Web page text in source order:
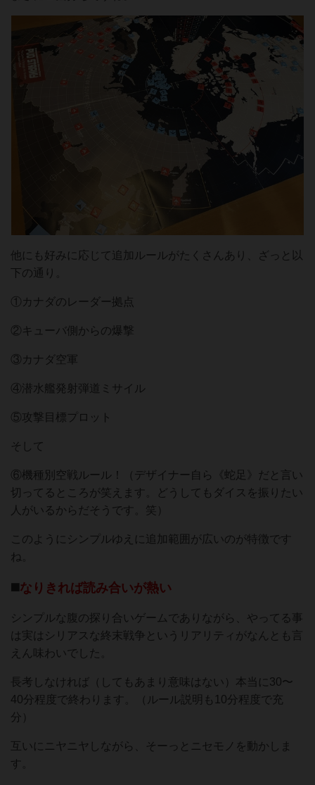
他にも好みに応じて追加ルールがたくさんあり、ざっと以
下の通り。
①カナダのレーダー拠点
②キューバ側からの爆撃
③カナダ空軍
④潜水艦発射弾道ミサイル
⑤攻撃目標プロット
そして
⑥機種別空戦ルール！（デザイナー自ら《蛇足》だと言い
切ってるところが笑えます。どうしてもダイスを振りたい
人がいるからだそうです。笑）
このようにシンプルゆえに追加範囲が広いのが特徴です
ね。
◼️なりきれば読み合いが熱い
シンプルな腹の探り合いゲームでありながら、やってる事
は実はシリアスな終末戦争というリアリティがなんとも言
えん味わいでした。
長考しなければ（してもあまり意味はない）本当に30〜
40分程度で終わります。（ルール説明も10分程度で充
分）
互いにニヤニヤしながら、そーっとニセモノを動かしま
す。